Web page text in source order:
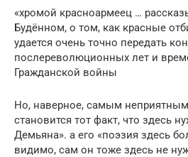
«хромой красноармеец …
Будённом, о том, как красные
удается очень точно передать
послереволюционных лет и
Гражданской войны
Но, наверное, самым
становится тот факт, что здесь
Демьяна». а его «поэзия здесь
видимо, сам он тоже здесь не